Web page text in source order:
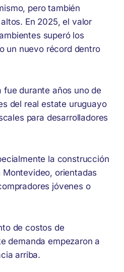
pero también
En 2025, el valor
superó los
un nuevo récord dentro
durante años uno de
del real estate uruguayo
para desarrolladores
la construcción
orientadas
jóvenes o
de costos de
demanda empezaron a
arriba.